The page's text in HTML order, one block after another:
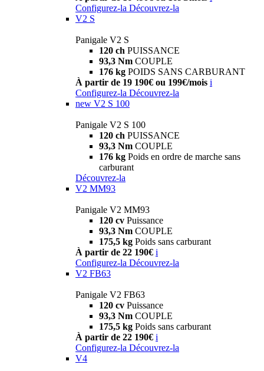
Configurez-la Découvrez-la
V2 S
Panigale V2 S
120 ch PUISSANCE
93,3 Nm COUPLE
176 kg POIDS SANS CARBURANT
À partir de 19 190€ ou 199€/mois i
Configurez-la Découvrez-la
new V2 S 100
Panigale V2 S 100
120 ch PUISSANCE
93,3 Nm COUPLE
176 kg Poids en ordre de marche sans
carburant
Découvrez-la
V2 MM93
Panigale V2 MM93
120 cv Puissance
93,3 Nm COUPLE
175,5 kg Poids sans carburant
À partir de 22 190€ i
Configurez-la Découvrez-la
V2 FB63
Panigale V2 FB63
120 cv Puissance
93,3 Nm COUPLE
175,5 kg Poids sans carburant
À partir de 22 190€ i
Configurez-la Découvrez-la
V4